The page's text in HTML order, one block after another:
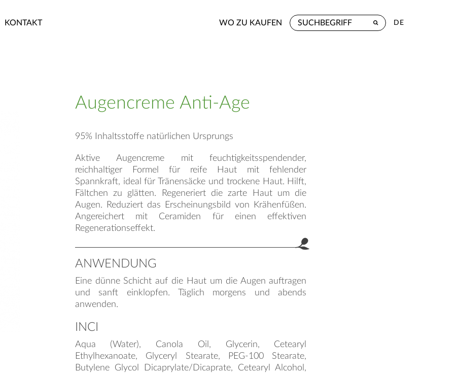
KONTAKT WO ZU KAUFEN DE
Augencreme Anti-Age
95% Inhaltsstoffe natürlichen Ursprungs
Aktive Augencreme mit feuchtigkeitsspendender,
reichhaltiger Formel für reife Haut mit fehlender
Spannkraft, ideal für Tränensäcke und trockene Haut. Hilft,
Fältchen zu glätten. Regeneriert die zarte Haut um die
Augen. Reduziert das Erscheinungsbild von Krähenfüßen.
Angereichert mit Ceramiden für einen effektiven
Regenerationseffekt.
ANWENDUNG
Eine dünne Schicht auf die Haut um die Augen auftragen
und sanft einklopfen. Täglich morgens und abends
anwenden.
INCI
Aqua (Water), Canola Oil, Glycerin, Cetearyl
Ethylhexanoate, Glyceryl Stearate, PEG-100 Stearate,
Butylene Glycol Dicaprylate/Dicaprate, Cetearyl Alcohol,